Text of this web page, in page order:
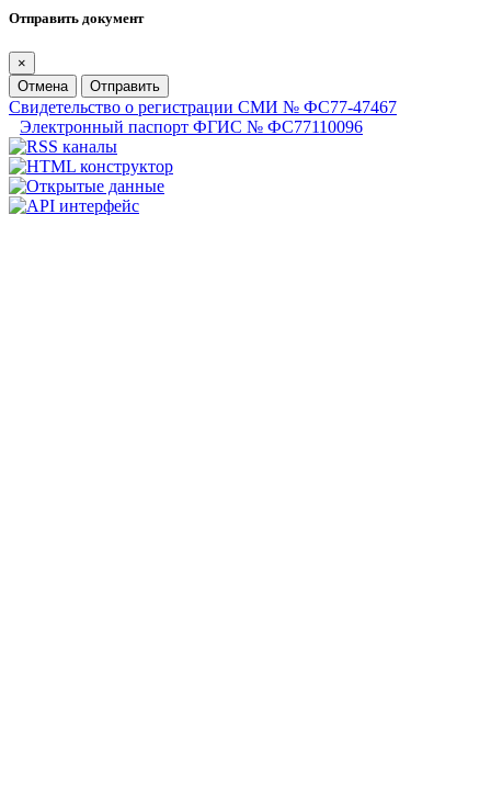
Отправить документ
×
Отмена
Отправить
Свидетельство о регистрации СМИ № ФС77-47467
Электронный паспорт ФГИС № ФС77110096